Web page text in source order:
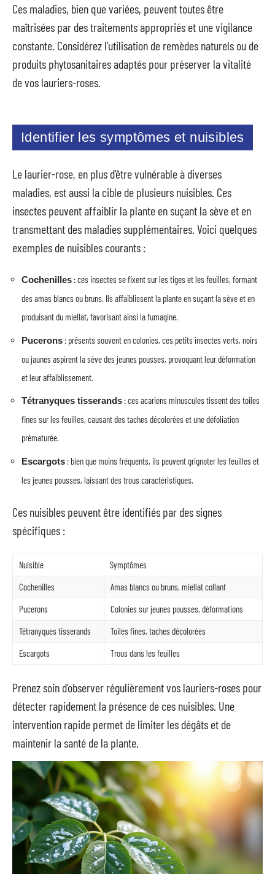
Ces maladies, bien que variées, peuvent toutes être
maîtrisées par des traitements appropriés et une vigilance
constante. Considérez l’utilisation de remèdes naturels ou de
produits phytosanitaires adaptés pour préserver la vitalité
de vos lauriers-roses.
Identifier les symptômes et nuisibles
Le laurier-rose, en plus d’être vulnérable à diverses
maladies, est aussi la cible de plusieurs nuisibles. Ces
insectes peuvent affaiblir la plante en suçant la sève et en
transmettant des maladies supplémentaires. Voici quelques
exemples de nuisibles courants :
Cochenilles : ces insectes se fixent sur les tiges et les feuilles, formant
des amas blancs ou bruns. Ils affaiblissent la plante en suçant la sève et en
produisant du miellat, favorisant ainsi la fumagine.
Pucerons : présents souvent en colonies, ces petits insectes verts, noirs
ou jaunes aspirent la sève des jeunes pousses, provoquant leur déformation
et leur affaiblissement.
Tétranyques tisserands : ces acariens minuscules tissent des toiles
fines sur les feuilles, causant des taches décolorées et une défoliation
prématurée.
Escargots : bien que moins fréquents, ils peuvent grignoter les feuilles et
les jeunes pousses, laissant des trous caractéristiques.
Ces nuisibles peuvent être identifiés par des signes
spécifiques :
Nuisible
Symptômes
Cochenilles
Amas blancs ou bruns, miellat collant
Pucerons
Colonies sur jeunes pousses, déformations
Tétranyques tisserands
Toiles fines, taches décolorées
Escargots
Trous dans les feuilles
Prenez soin d’observer régulièrement vos lauriers-roses pour
détecter rapidement la présence de ces nuisibles. Une
intervention rapide permet de limiter les dégâts et de
maintenir la santé de la plante.